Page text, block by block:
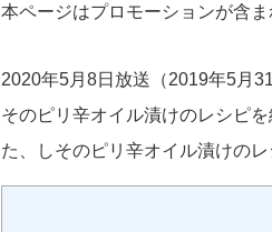
本ページはプロモーションが含